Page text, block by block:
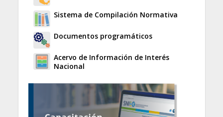
Sistema de Compilación Normativa
Documentos programáticos
Acervo de Información de Interés
Nacional